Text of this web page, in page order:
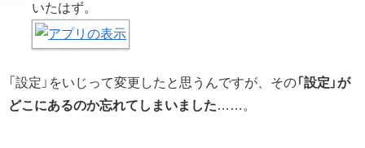
いたはず。
「設定」をいじって変更したと思うんですが、その「設定」が
どこにあるのか忘れてしまいました……。